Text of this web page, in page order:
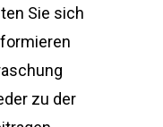
Sie sich
zu der